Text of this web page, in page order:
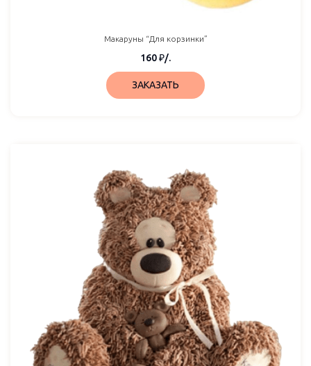
Макаруны “Для корзинки”
160₽/.
ЗАКАЗАТЬ